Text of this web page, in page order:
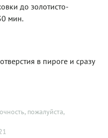
до золотисто-
мин.
в пироге и сразу
пожалуйста,